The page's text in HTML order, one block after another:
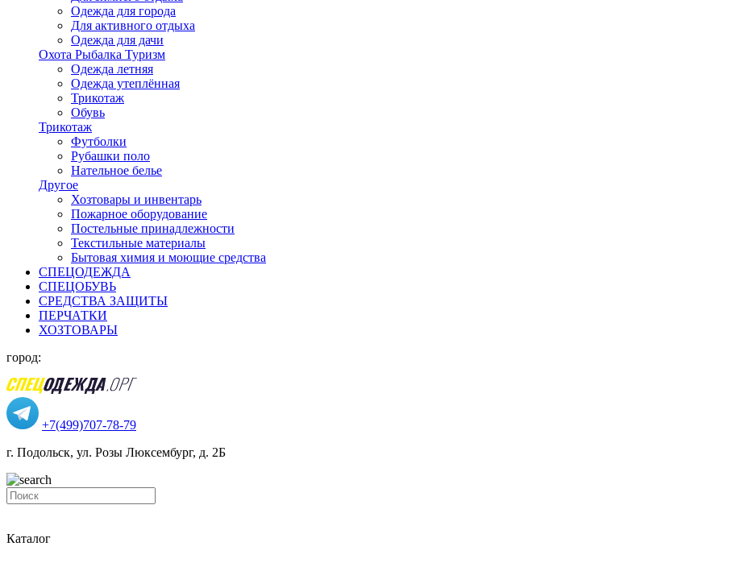
Одежда для города
Для активного отдыха
Одежда для дачи
Охота Рыбалка Туризм
Одежда летняя
Одежда утеплённая
Трикотаж
Обувь
Трикотаж
Футболки
Рубашки поло
Нательное белье
Другое
Хозтовары и инвентарь
Пожарное оборудование
Постельные принадлежности
Текстильные материалы
Бытовая химия и моющие средства
СПЕЦОДЕЖДА
СПЕЦОБУВЬ
СРЕДСТВА ЗАЩИТЫ
ПЕРЧАТКИ
ХОЗТОВАРЫ
город:
+7(499)707-78-79
г. Подольск, ул. Розы Люксембург, д. 2Б
Каталог